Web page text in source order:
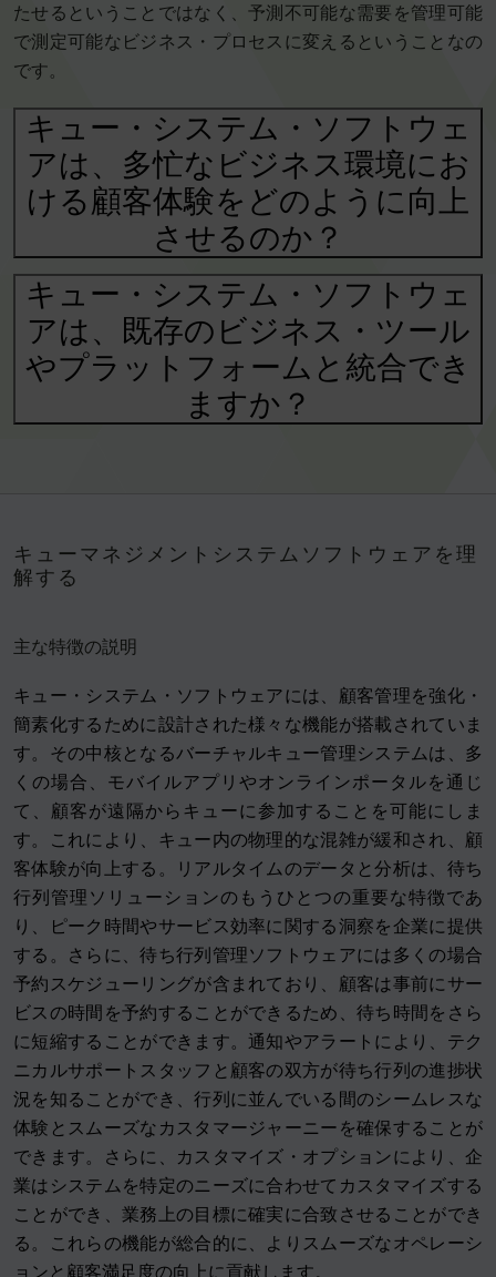
たせるということではなく、予測不可能な需要を管理可能
で測定可能なビジネス・プロセスに変えるということなの
です。
キュー・システム・ソフトウェ
アは、多忙なビジネス環境にお
ける顧客体験をどのように向上
させるのか？
キュー・システム・ソフトウェ
アは、既存のビジネス・ツール
やプラットフォームと統合でき
ますか？
キューマネジメントシステムソフトウェアを理
解する
主な特徴の説明
キュー・システム・ソフトウェアには、顧客管理を強化・
簡素化するために設計された様々な機能が搭載されていま
す。その中核となるバーチャルキュー管理システムは、多
くの場合、モバイルアプリやオンラインポータルを通じ
て、顧客が遠隔からキューに参加することを可能にしま
す。これにより、キュー内の物理的な混雑が緩和され、顧
客体験が向上する。リアルタイムのデータと分析は、待ち
行列管理ソリューションのもうひとつの重要な特徴であ
り、ピーク時間やサービス効率に関する洞察を企業に提供
する。さらに、待ち行列管理ソフトウェアには多くの場合
予約スケジューリングが含まれており、顧客は事前にサー
ビスの時間を予約することができるため、待ち時間をさら
に短縮することができます。通知やアラートにより、テク
ニカルサポートスタッフと顧客の双方が待ち行列の進捗状
況を知ることができ、行列に並んでいる間のシームレスな
体験とスムーズなカスタマージャーニーを確保することが
できます。さらに、カスタマイズ・オプションにより、企
業はシステムを特定のニーズに合わせてカスタマイズする
ことができ、業務上の目標に確実に合致させることができ
る。これらの機能が総合的に、よりスムーズなオペレーシ
ョンと顧客満足度の向上に貢献します。